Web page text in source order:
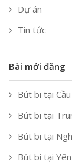
Dự án
Tin tức
Bài mới đăng
Bút bi tại
Bút bi tại
Bút bi tại
Bút bi tại